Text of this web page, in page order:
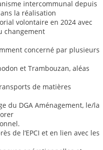
intercommunal depuis
la réalisation
volontaire en 2024 avec
changement
concerné par plusieurs
et Trambouzan, aléas
de matières
du DGA Aménagement, le/la
de l’EPCI et en lien avec les